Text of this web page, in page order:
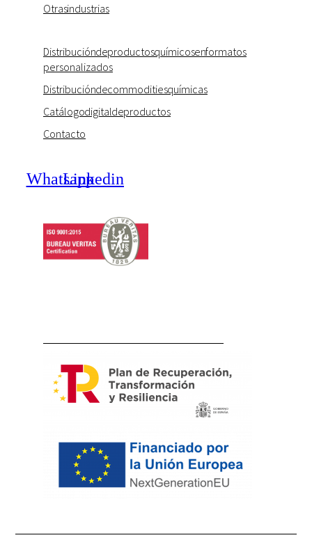
Otras industrias
Distribución de productos químicos en formatos
personalizados
Distribución de commodities químicas
Catálogo digital de productos
Contacto
WhatsappLinkedin